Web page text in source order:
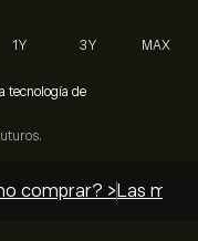
1Y 3Y MAX
tecnología de
comprar? > Las